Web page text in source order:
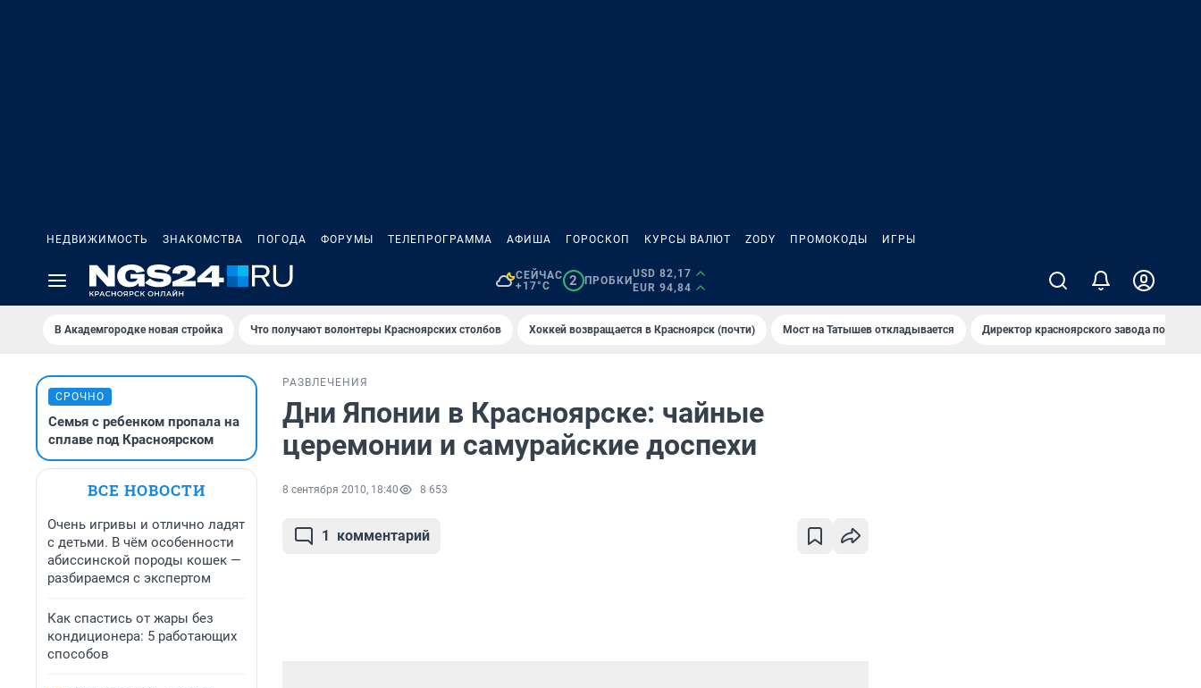
НЕДВИЖИМОСТЬ ЗНАКОМСТВА ПОГОДА ФОРУМЫ ТЕЛЕПРОГРАММА АФИША ГОРОСКОП КУРСЫ ВАЛЮТ ZODY ПРОМОКОДЫ ИГРЫ
СЕЙЧАС
+17°C
2 ПРОБКИ
USD 82,17
EUR 94,84
В Академгородке новая стройка Что получают волонтеры Красноярских столбов Хоккей возвращается в Красноярск (почти) Мост на Татышев откладывается Директор красноярского завода под
СРОЧНО
Семья с ребенком пропала на
сплаве под Красноярском
ВСЕ НОВОСТИ
Очень игривы и отлично ладят
с детьми. В чём особенности
абиссинской породы кошек —
разбираемся с экспертом
Как спастись от жары без
кондиционера: 5 работающих
способов
РАЗВЛЕЧЕНИЯ
Дни Японии в Красноярске: чайные
церемонии и самурайские доспехи
8 сентября 2010, 18:40 8 653
1 комментарий